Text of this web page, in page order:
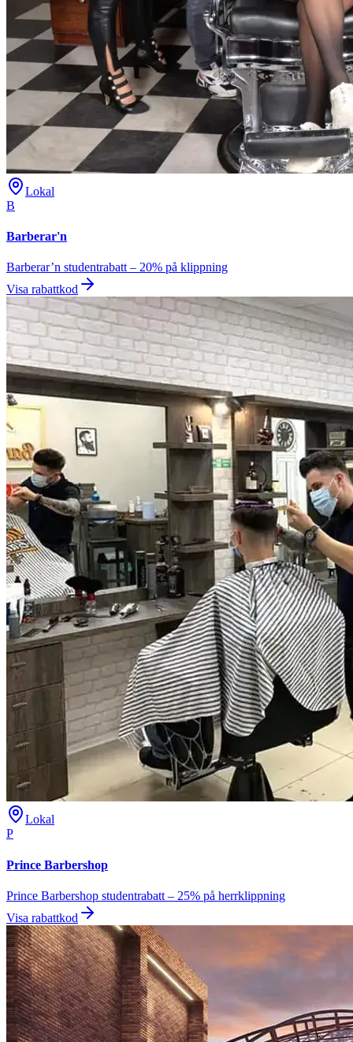
Lokal
B
Barberar'n
Barberar’n studentrabatt – 20% på klippning
Visa rabattkod
Lokal
P
Prince Barbershop
Prince Barbershop studentrabatt – 25% på herrklippning
Visa rabattkod